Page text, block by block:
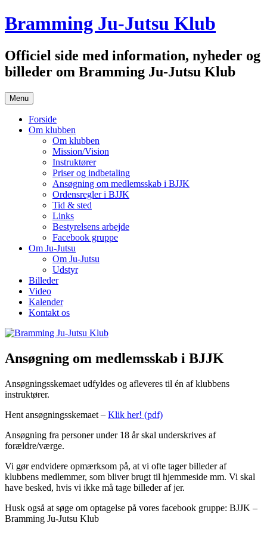
Hop
til
Bramming Ju-Jutsu Klub
Officiel side med information, nyheder og
billeder om Bramming Ju-Jutsu Klub
Menu
Forside
Om klubben
Om klubben
Mission/Vision
Instruktører
Priser og indbetaling
Ansøgning om medlemsskab i BJJK
Ordensregler i BJJK
Tid & sted
Links
Bestyrelsens arbejde
Facebook gruppe
Om Ju-Jutsu
Om Ju-Jutsu
Udstyr
Billeder
Video
Kalender
Kontakt os
Ansøgning om medlemsskab i BJJK
Ansøgningsskemaet udfyldes og afleveres til én af klubbens
instruktører.
Hent ansøgningsskemaet – Klik her! (pdf)
Ansøgning fra personer under 18 år skal underskrives af
forældre/værge.
Vi gør endvidere opmærksom på, at vi ofte tager billeder af
klubbens medlemmer, som bliver brugt til hjemmeside mm. Vi skal
have besked, hvis vi ikke må tage billeder af jer.
Husk også at søge om optagelse på vores facebook gruppe: BJJK –
Bramming Ju-Jutsu Klub